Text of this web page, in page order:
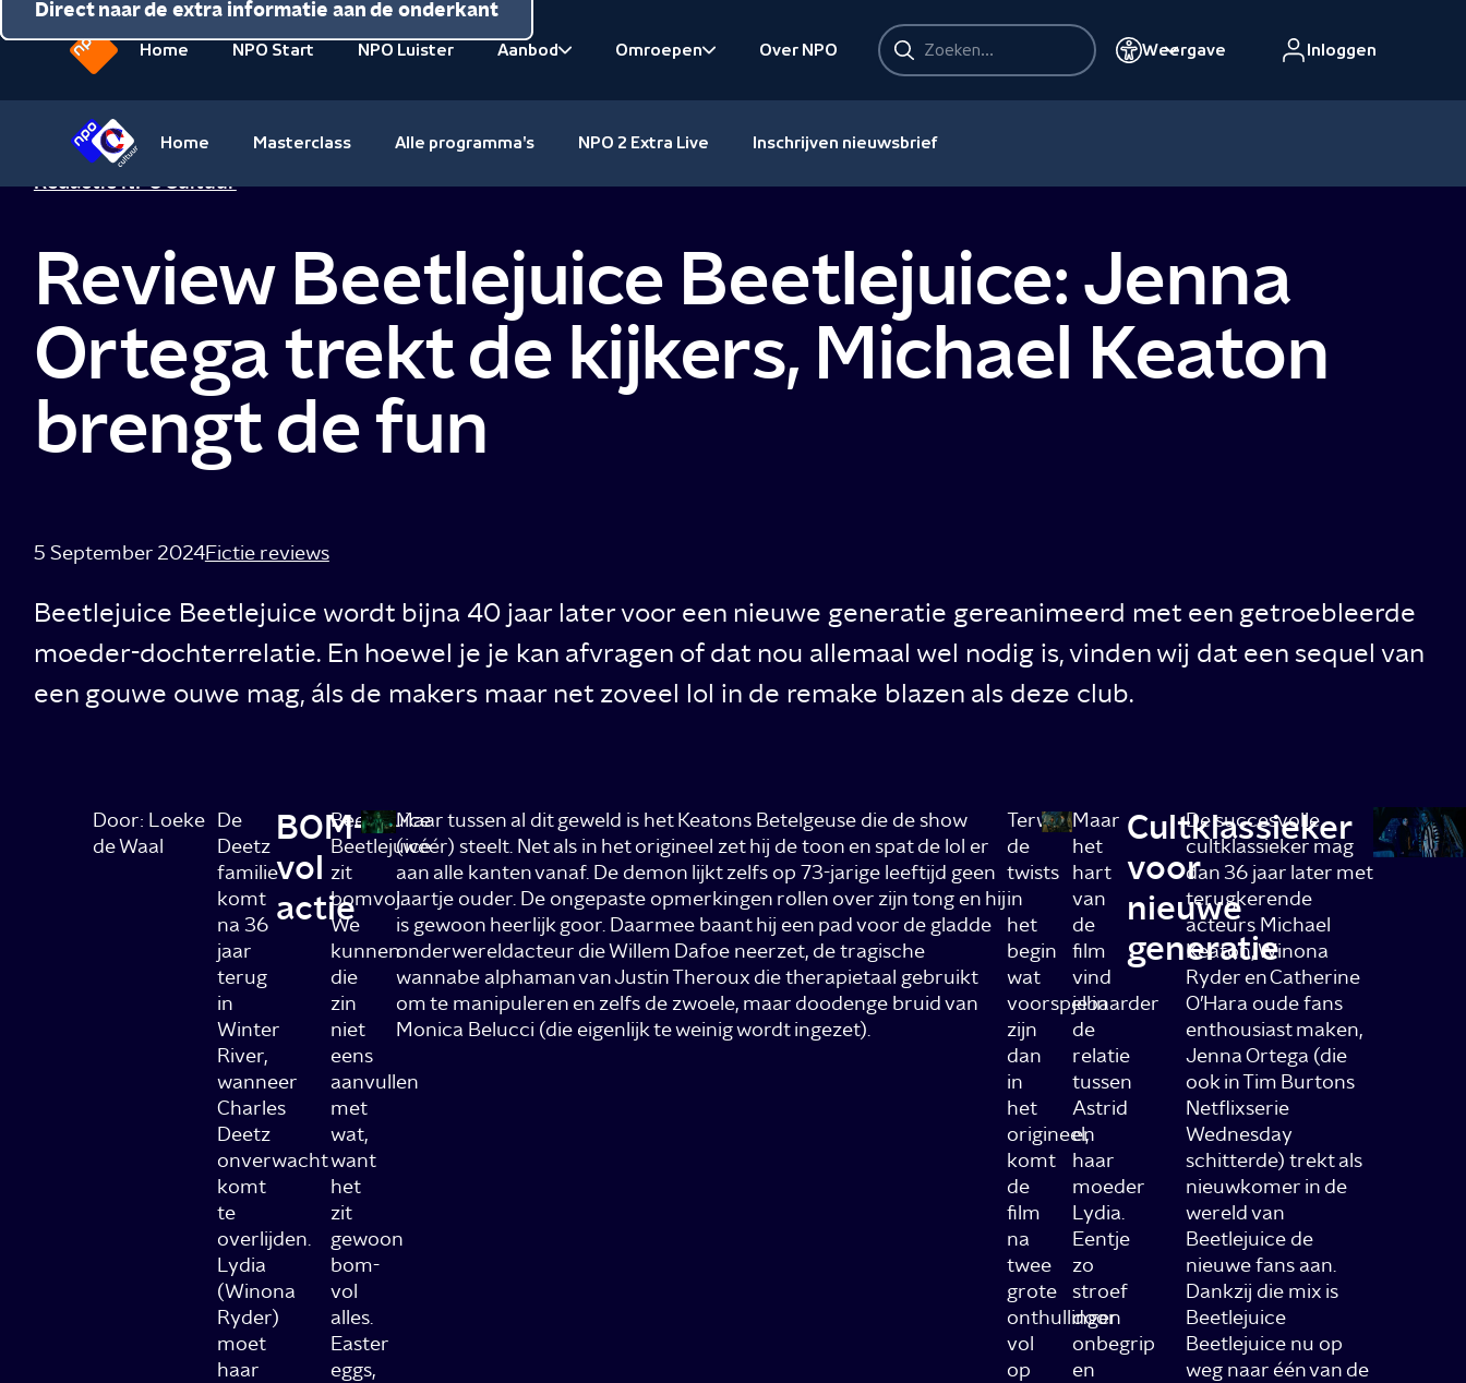
Direct naar de inhoud
Direct naar de hoofdnavigatie
Direct naar de extra informatie aan de onderkant
beginpagina
van
Home NPO Start NPO Luister
Aanbod
Omroepen
Over NPO
Zoeken
Zoeken
Weergave Inloggen
van
NPO
Cultuur
Home Masterclass Alle programma's NPO 2 Extra Live Inschrijven nieuwsbrief
Redactie NPO Cultuur
Review Beetlejuice Beetlejuice: Jenna
Ortega trekt de kijkers, Michael Keaton
brengt de fun
5 September 2024Fictie reviews
Beetlejuice Beetlejuice wordt bijna 40 jaar later voor een nieuwe generatie gereanimeerd met een getroebleerde
moeder-dochterrelatie. En hoewel je je kan afvragen of dat nou allemaal wel nodig is, vinden wij dat een sequel van
een gouwe ouwe mag, áls de makers maar net zoveel lol in de remake blazen als deze club.
Door: Loeke
de Waal
De
Deetz
familie
komt
na 36
jaar
terug
in
Winter
River,
wanneer
Charles
Deetz
onverwacht
komt
te
overlijden.
Lydia
(Winona
Ryder)
moet
haar
BOM-
vol
actie
Beetlejuice
Beetlejuice
zit
bomvol.
We
kunnen
die
zin
niet
eens
aanvullen
met
wat,
want
het
zit
gewoon
bom-
vol
alles.
Easter
eggs,
Maar tussen al dit geweld is het Keatons Betelgeuse die de show
(wéér) steelt. Net als in het origineel zet hij de toon en spat de lol er
aan alle kanten vanaf. De demon lijkt zelfs op 73-jarige leeftijd geen
jaartje ouder. De ongepaste opmerkingen rollen over zijn tong en hij
is gewoon heerlijk goor. Daarmee baant hij een pad voor de gladde
onderwereldacteur die Willem Dafoe neerzet, de tragische
wannabe alphaman van Justin Theroux die therapietaal gebruikt
om te manipuleren en zelfs de zwoele, maar doodenge bruid van
Monica Belucci (die eigenlijk te weinig wordt ingezet).
Terwijl
de
twists
in
het
begin
wat
voorspelbaarder
zijn
dan
in
het
origineel,
komt
de
film
na
twee
grote
onthullingen
vol
op
Maar
het
hart
van
de
film
vind
je in
de
relatie
tussen
Astrid
en
haar
moeder
Lydia.
Eentje
zo
stroef
door
onbegrip
en
Cultklassieker
voor
nieuwe
generatie
De succesvolle
cultklassieker mag
dan 36 jaar later met
terugkerende
acteurs Michael
Keaton, Winona
Ryder en Catherine
O’Hara oude fans
enthousiast maken,
Jenna Ortega (die
ook in Tim Burtons
Netflixserie
Wednesday
schitterde) trekt als
nieuwkomer in de
wereld van
Beetlejuice de
nieuwe fans aan.
Dankzij die mix is
Beetlejuice
Beetlejuice nu op
weg naar één van de